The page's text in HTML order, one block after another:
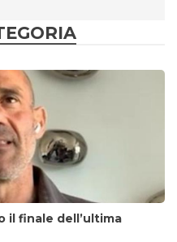
il finale dell’ultima